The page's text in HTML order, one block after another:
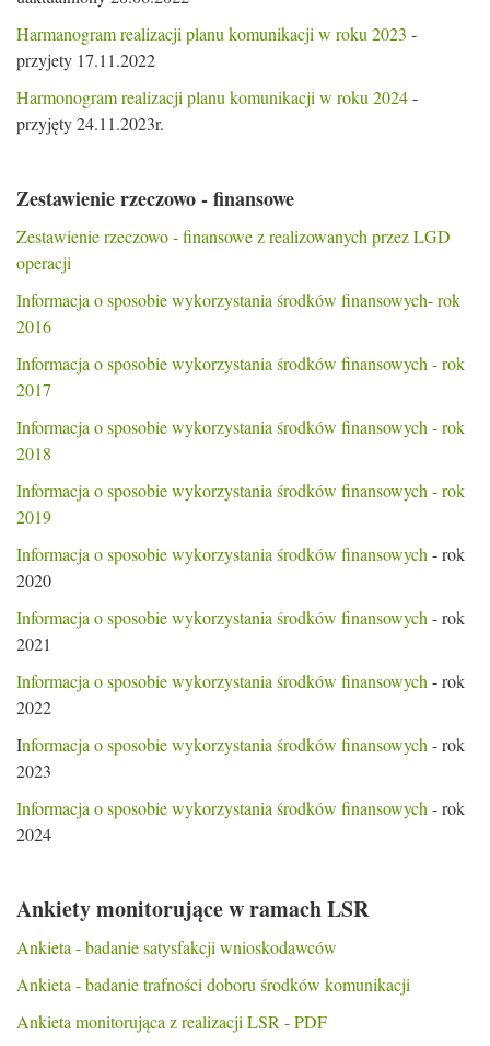
Harmanogram realizacji planu komunikacji w roku 2023 -
przyjety 17.11.2022
Harmonogram realizacji planu komunikacji w roku 2024-
przyjęty 24.11.2023r.
Zestawienie rzeczowo - finansowe
Zestawienie rzeczowo - finansowe z realizowanych przez LGD
operacji
Informacja o sposobie wykorzystania środków finansowych- rok
2016
Informacja o sposobie wykorzystania środków finansowych - rok
2017
Informacja o sposobie wykorzystania środków finansowych - rok
2018
Informacja o sposobie wykorzystania środków finansowych - rok
2019
Informacja o sposobie wykorzystania środków finansowych - rok
2020
Informacja o sposobie wykorzystania środków finansowych - rok
2021
Informacja o sposobie wykorzystania środków finansowych - rok
2022
Informacja o sposobie wykorzystania środków finansowych - rok
2023
Informacja o sposobie wykorzystania środków finansowych - rok
2024
Ankiety monitorujące w ramach LSR
Ankieta - badanie satysfakcji wnioskodawców
Ankieta - badanie trafności doboru środków komunikacji
Ankieta monitorująca z realizacji LSR - PDF